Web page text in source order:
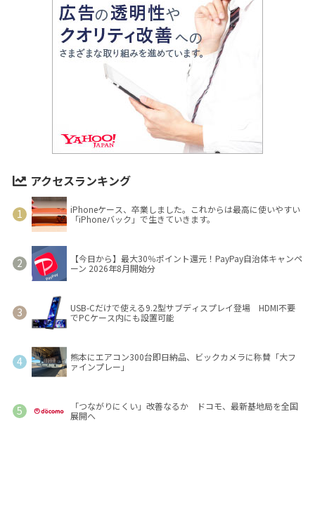
アクセスランキング
iPhoneケース、卒業しました。これからは最高に使いやすい
「iPhoneバック」で生きていきます。
【今日から】最大30％ポイント還元！PayPay自治体キャンペ
ーン 2026年8月開始分
USB-Cだけで使える9.2型サブディスプレイ登場 HDMI不要
でPCケース内にも設置可能
熊本にエアコン300台即日納品、ビックカメラに称賛「大フ
ァインプレー」
「つながりにくい」改善なるか ドコモ、最新基地局を全国
展開へ